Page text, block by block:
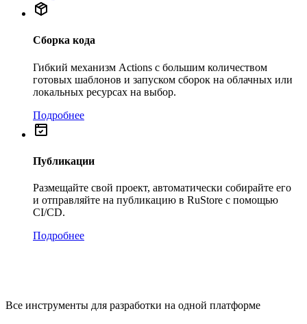
Сборка кода
Гибкий механизм Actions с большим количеством
готовых шаблонов и запуском сборок на облачных или
локальных ресурсах на выбор.
Подробнее
Публикации
Размещайте свой проект, автоматически собирайте его
и отправляйте на публикацию в RuStore с помощью
CI/CD.
Подробнее
Все инструменты для разработки на одной платформе